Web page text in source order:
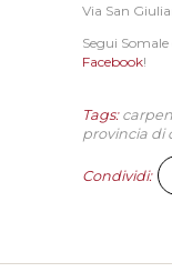
Via San
Segui
Facebook!
Tags:
provincia di
Condividi: